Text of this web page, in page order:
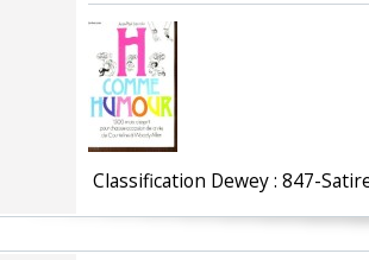
Classification Dewey : 847-